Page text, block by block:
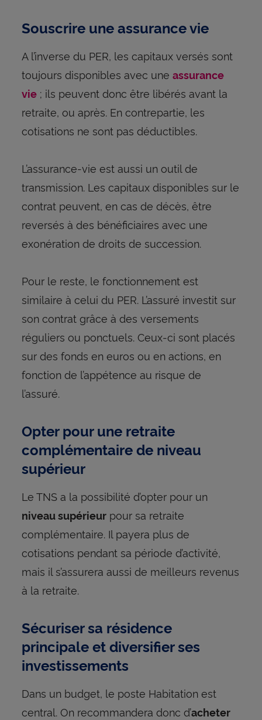
Souscrire une assurance vie
A l’inverse du PER, les capitaux versés sont
toujours disponibles avec une assurance
vie; ils peuvent donc être libérés avant la
retraite, ou après. En contrepartie, les
cotisations ne sont pas déductibles.
L’assurance-vie est aussi un outil de
transmission. Les capitaux disponibles sur le
contrat peuvent, en cas de décès, être
reversés à des bénéficiaires avec une
exonération de droits de succession.
Pour le reste, le fonctionnement est
similaire à celui du PER. L’assuré investit sur
son contrat grâce à des versements
réguliers ou ponctuels. Ceux-ci sont placés
sur des fonds en euros ou en actions, en
fonction de l’appétence au risque de
l’assuré.
Opter pour une retraite
complémentaire de niveau
supérieur
Le TNS a la possibilité d’opter pour un
niveau supérieurpour sa retraite
complémentaire. Il payera plus de
cotisations pendant sa période d’activité,
mais il s’assurera aussi de meilleurs revenus
à la retraite.
Sécuriser sa résidence
principale et diversifier ses
investissements
Dans un budget, le poste Habitation est
central. On recommandera donc d’acheter